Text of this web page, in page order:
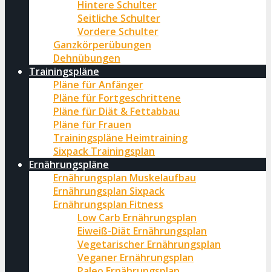
Hintere Schulter
Seitliche Schulter
Vordere Schulter
Ganzkörperübungen
Dehnübungen
Trainingspläne
Pläne für Anfänger
Pläne für Fortgeschrittene
Pläne für Diät & Fettabbau
Pläne für Frauen
Trainingspläne Heimtraining
Sixpack Trainingsplan
Ernährungspläne
Ernährungsplan Muskelaufbau
Ernährungsplan Sixpack
Ernährungsplan Fitness
Low Carb Ernährungsplan
Eiweiß-Diät Ernährungsplan
Vegetarischer Ernährungsplan
Veganer Ernährungsplan